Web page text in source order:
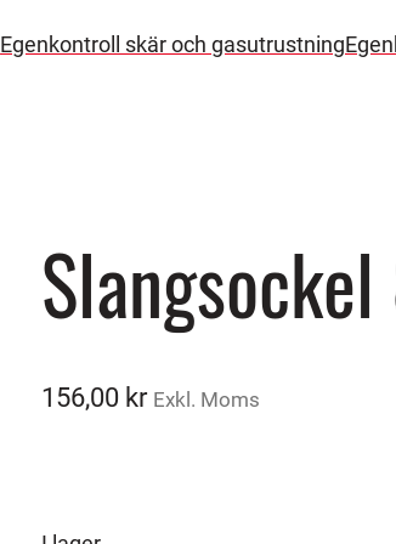
Egenkontroll skär och gasutrustning
156,00 kr Exkl. Moms